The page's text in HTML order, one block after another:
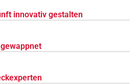
innovativ gestalten